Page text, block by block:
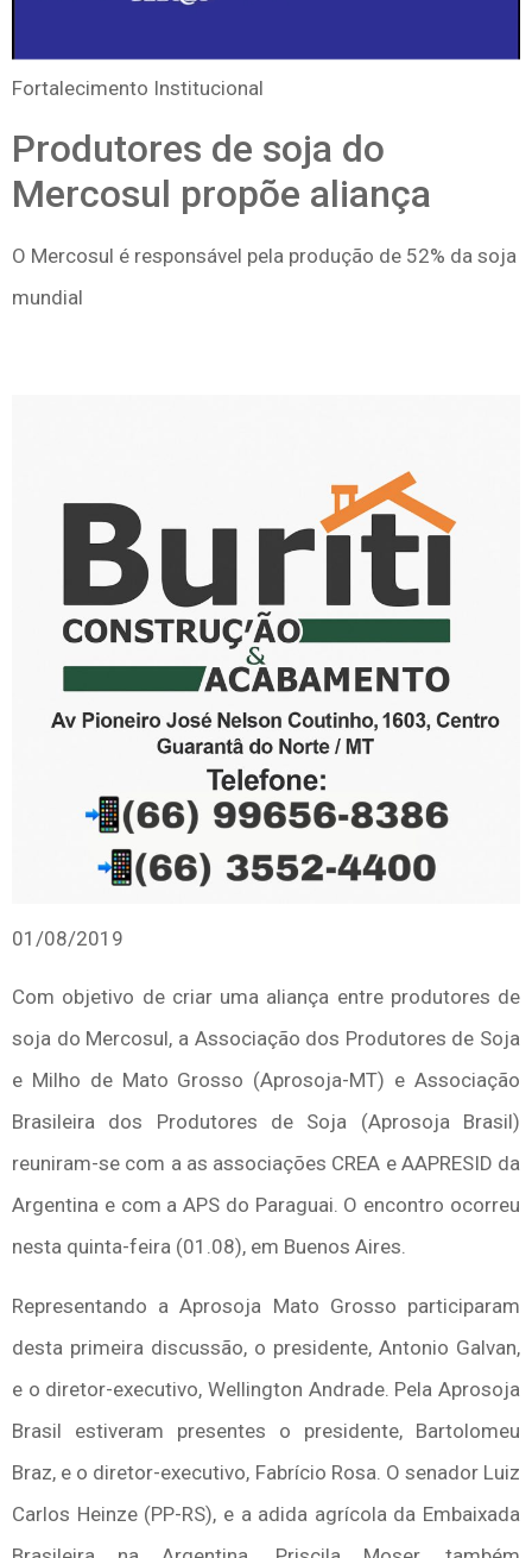
Fortalecimento Institucional
Produtores de soja do
Mercosul propõe aliança
O Mercosul é responsável pela produção de 52% da soja
mundial
01/08/2019
Com objetivo de criar uma aliança entre produtores de
soja do Mercosul, a Associação dos Produtores de Soja
e Milho de Mato Grosso (Aprosoja-MT) e Associação
Brasileira dos Produtores de Soja (Aprosoja Brasil)
reuniram-se com a as associações CREA e AAPRESID da
Argentina e com a APS do Paraguai. O encontro ocorreu
nesta quinta-feira (01.08), em Buenos Aires.
Representando a Aprosoja Mato Grosso participaram
desta primeira discussão, o presidente, Antonio Galvan,
e o diretor-executivo, Wellington Andrade. Pela Aprosoja
Brasil estiveram presentes o presidente, Bartolomeu
Braz, e o diretor-executivo, Fabrício Rosa. O senador Luiz
Carlos Heinze (PP-RS), e a adida agrícola da Embaixada